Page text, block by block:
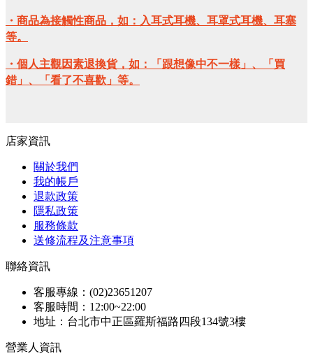
・商品為接觸性商品，如：入耳式耳機、耳罩式耳機、耳塞
等。
・個人主觀因素退換貨，如：「跟想像中不一樣」、「買
錯」、「看了不喜歡」等。
店家資訊
關於我們
我的帳戶
退款政策
隱私政策
服務條款
送修流程及注意事項
聯絡資訊
客服專線：(02)23651207
客服時間：12:00~22:00
地址：台北市中正區羅斯福路四段134號3樓
營業人資訊